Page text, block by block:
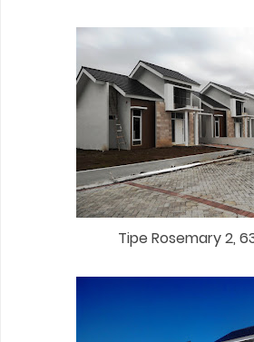
Tipe Rosemary 2,